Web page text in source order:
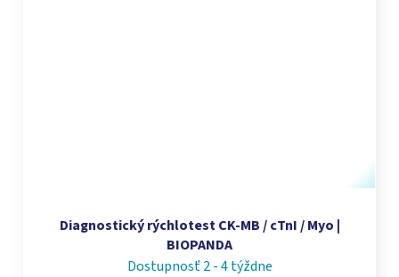
Diagnostický rýchlotest CK-MB / cTnI / Myo |
BIOPANDA
Dostupnosť 2 - 4 týždne